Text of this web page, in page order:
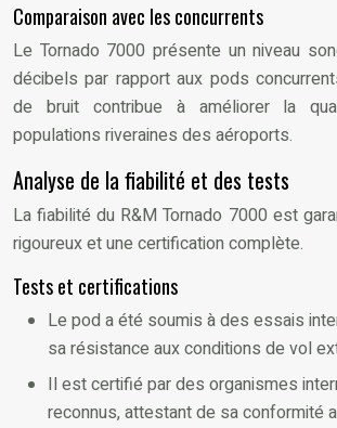
Comparaison avec les concurrents
Le Tornado 7000 présente un niveau
décibels par rapport aux pods
de bruit contribue à améliorer la
populations riveraines des aéroports.
Analyse de la fiabilité et des tests
La fiabilité du R&M Tornado 7000 est
rigoureux et une certification complète.
Tests et certifications
Le pod a été soumis à des essais
sa résistance aux conditions de vol
Il est certifié par des organismes
reconnus, attestant de sa conformité